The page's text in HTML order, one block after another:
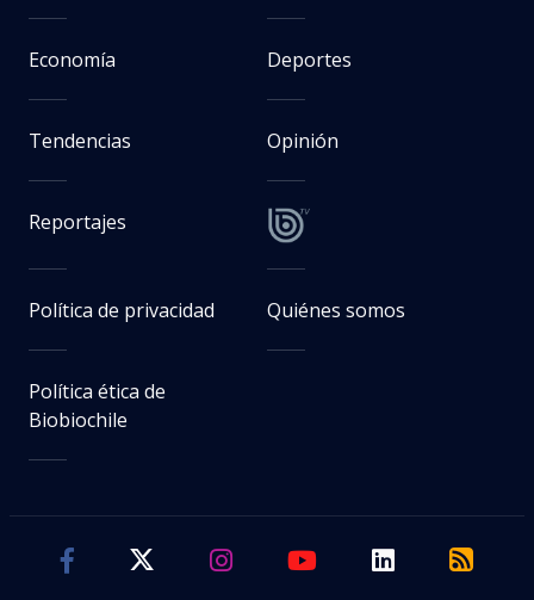
Economía Deportes
Tendencias Opinión
Reportajes
Política de privacidad Quiénes somos
Política ética de
Biobiochile